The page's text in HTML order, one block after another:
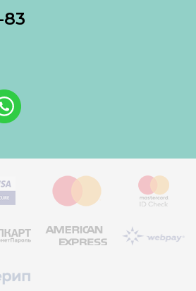
83